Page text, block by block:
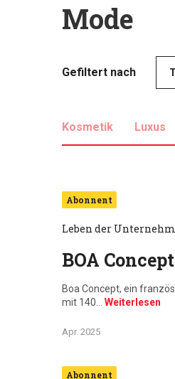
Mode
Gefiltert nach
Kosmetik Luxus
Abonnent
Leben der
BOA
Boa Concept, ein
mit 140… Weiterlesen
Apr. 2025
Abonnent